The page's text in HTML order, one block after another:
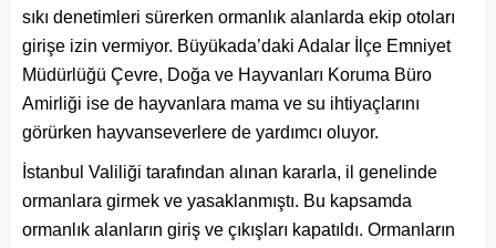
sıkı denetimleri sürerken ormanlık alanlarda ekip otoları
girişe izin vermiyor. Büyükada’daki Adalar İlçe Emniyet
Müdürlüğü Çevre, Doğa ve Hayvanları Koruma Büro
Amirliği ise de hayvanlara mama ve su ihtiyaçlarını
görürken hayvanseverlere de yardımcı oluyor.
İstanbul Valiliği tarafından alınan kararla, il genelinde
ormanlara girmek ve yasaklanmıştı. Bu kapsamda
ormanlık alanların giriş ve çıkışları kapatıldı. Ormanların